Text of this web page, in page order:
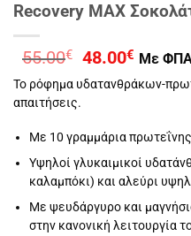
Recovery MAX
55.00€
Original
price
was:
48.00€ Η
τιμή
48.00€.
Με
Το ρόφημα υδατανθράκων-
απαιτήσεις.
Με 10 γραμμάρια
Υψηλοί γλυκαιμικοί
καλαμπόκι) και αλεύρι
Με ψευδάργυρο και
στην κανονική λειτουργία